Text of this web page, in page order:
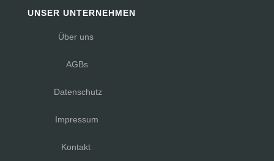
UNSER UNTERNEHMEN
Über uns
AGBs
Datenschutz
Impressum
Kontakt